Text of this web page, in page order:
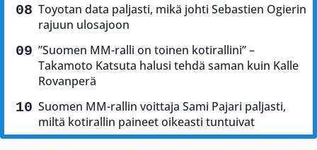
Toyotan data paljasti, mikä johti Sebastien Ogierin
rajuun ulosajoon
”Suomen MM-ralli on toinen kotirallini” –
Takamoto Katsuta halusi tehdä saman kuin Kalle
Rovanperä
Suomen MM-rallin voittaja Sami Pajari paljasti,
miltä kotirallin paineet oikeasti tuntuivat